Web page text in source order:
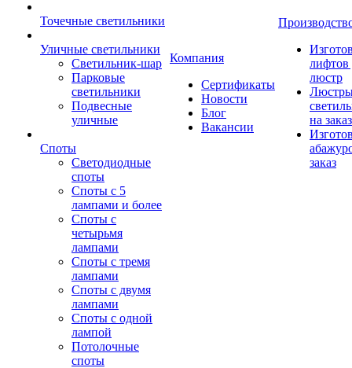
Точечные светильники
Уличные светильники
Светильник-шар
Парковые
светильники
Подвесные
уличные
Споты
Светодиодные
споты
Споты с 5
лампами и более
Споты с
четырьмя
лампами
Споты с тремя
лампами
Споты с двумя
лампами
Споты с одной
лампой
Потолочные
споты
Компания
Сертификаты
Новости
Блог
Вакансии
лифтов
люстр
на заказ
заказ